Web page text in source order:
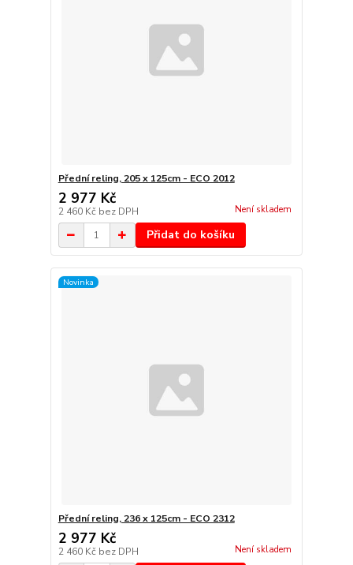
Přední reling, 205 x 125cm - ECO 2012
2 977 Kč
2 460 Kč bez DPH Není skladem
Přidat do košíku
Novinka
Přední reling, 236 x 125cm - ECO 2312
2 977 Kč
2 460 Kč bez DPH Není skladem